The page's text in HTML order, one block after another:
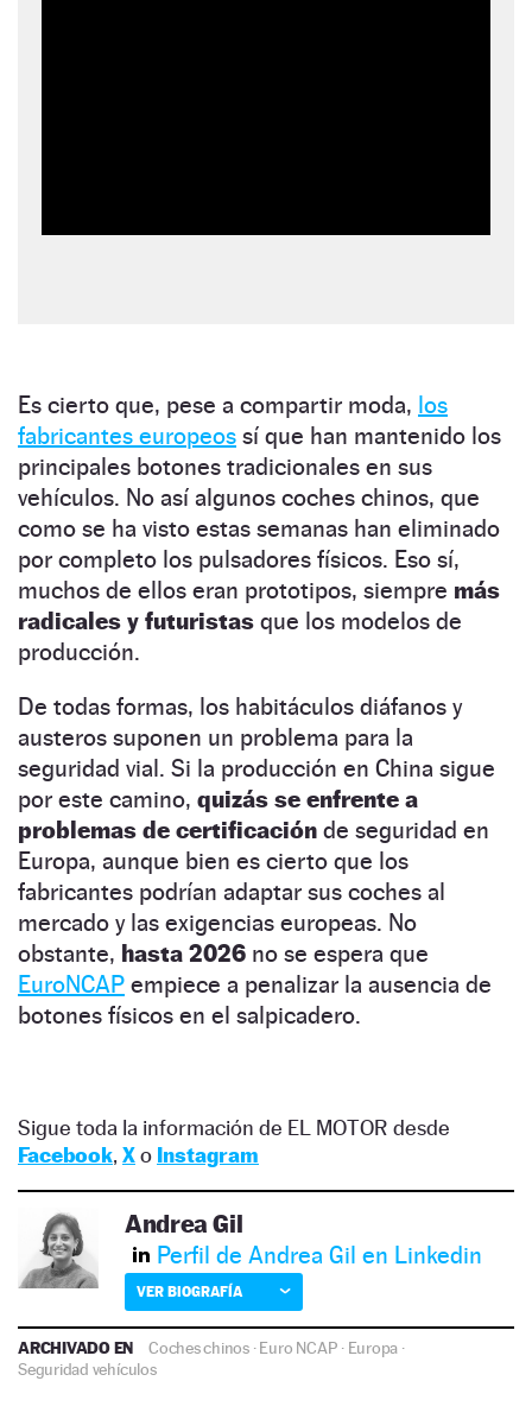
Es cierto que, pese a compartir moda, los
fabricantes europeos sí que han mantenido los
principales botones tradicionales en sus
vehículos. No así algunos coches chinos, que
como se ha visto estas semanas han eliminado
por completo los pulsadores físicos. Eso sí,
muchos de ellos eran prototipos, siempre más
radicales y futuristas que los modelos de
producción.
De todas formas, los habitáculos diáfanos y
austeros suponen un problema para la
seguridad vial. Si la producción en China sigue
por este camino, quizás se enfrente a
problemas de certificación de seguridad en
Europa, aunque bien es cierto que los
fabricantes podrían adaptar sus coches al
mercado y las exigencias europeas. No
obstante, hasta 2026 no se espera que
EuroNCAP empiece a penalizar la ausencia de
botones físicos en el salpicadero.
Sigue toda la información de EL MOTOR desde
Facebook, Xo Instagram
Andrea Gil
Perfil de Andrea Gil en Linkedin
VER BIOGRAFÍA
ARCHIVADO EN Coches chinos ·Euro NCAP · Europa ·
Seguridad vehículos